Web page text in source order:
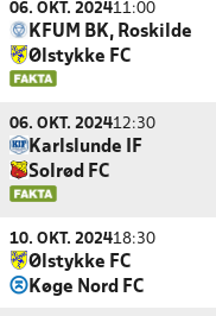
06. OKT. 202411:00
KFUM BK, Roskilde
Ølstykke FC
06. OKT. 202412:30
Karlslunde IF
Solrød FC
10. OKT. 202418:30
Ølstykke FC
Køge Nord FC